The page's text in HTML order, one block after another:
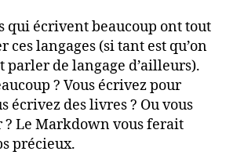
qui écrivent beaucoup ont tout
ces langages (si tant est qu’on
parler de langage d’ailleurs).
? Vous écrivez pour
écrivez des livres ? Ou vous
? Le Markdown vous ferait
précieux.